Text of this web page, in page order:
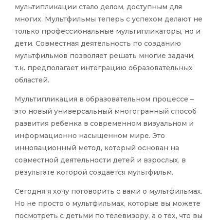
мультипликации стало делом, доступным для
многих. Мультфильмы теперь с успехом делают не
только профессиональные мультипликаторы, но и
дети. Совместная деятельность по созданию
мультфильмов позволяет решать многие задачи,
т.к. предполагает интеграцию образовательных
областей.
Мультипликация в образовательном процессе –
это новый универсальный многогранный способ
развития ребенка в современном визуальном и
информационно насыщенном мире. Это
инновационный метод, который основан на
совместной деятельности детей и взрослых, в
результате которой создается мультфильм.
Сегодня я хочу поговорить с вами о мультфильмах.
Но не просто о мультфильмах, которые вы можете
посмотреть с детьми по телевизору, а о тех, что вы